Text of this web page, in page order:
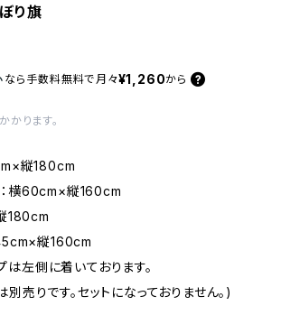
り旗
なら 手数料無料で 月々¥1,260から
かかります。
縦180cm
：横60cm×縦160cm
180cm
縦160cm
左側に着いております。
売りです。セットになっておりません。)